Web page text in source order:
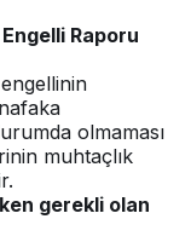
Raporu
olmaması
muhtaçlık
gerekli olan